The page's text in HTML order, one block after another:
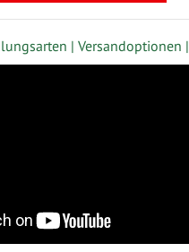
| Versandoptionen |